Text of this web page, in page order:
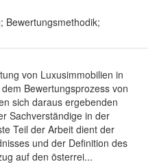
Bewertungsmethodik;
von Luxusimmobilien in
Bewertungsprozess von
sich daraus ergebenden
Sachverständige in der
Teil der Arbeit dient der
und der Definition des
auf den österrei...